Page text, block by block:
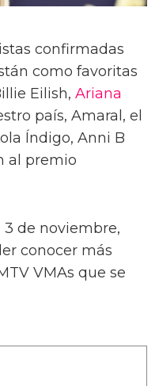
confirmadas
como favoritas
Eilish, Ariana
país, Amaral, el
Índigo, Anni B
al premio
de noviembre,
conocer más
VMAs que se